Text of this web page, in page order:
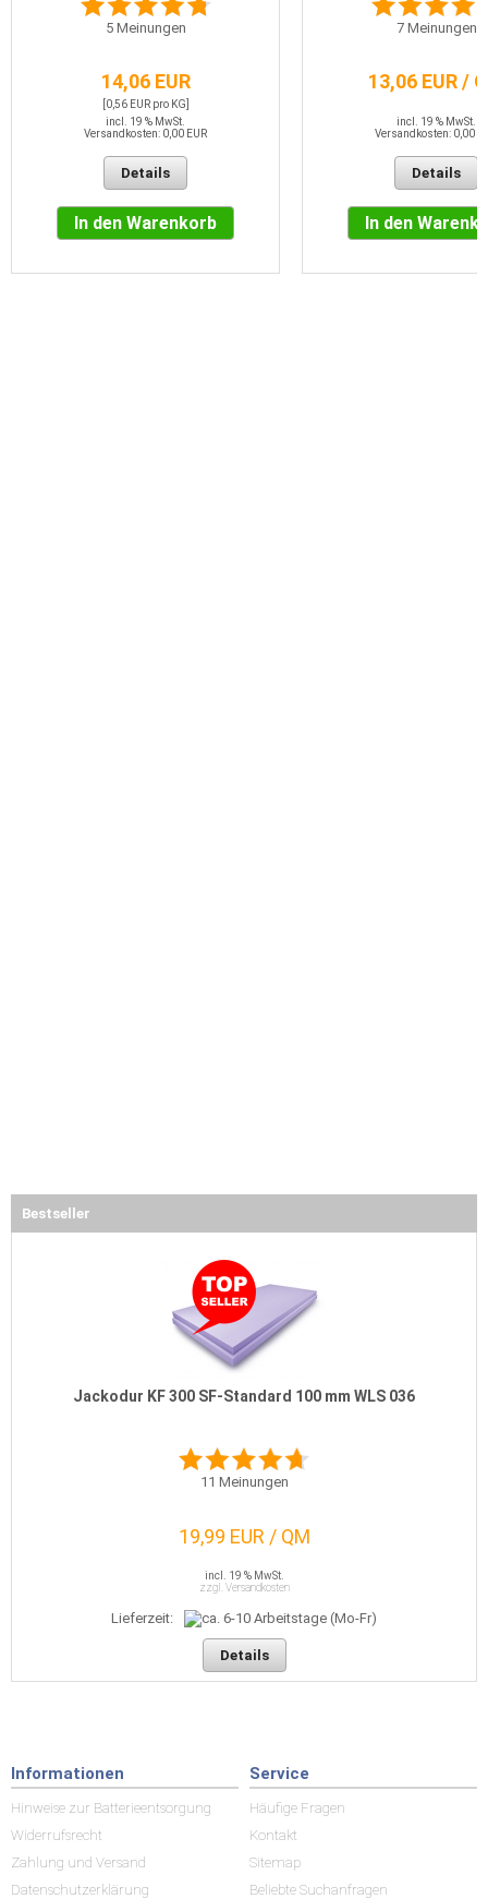
5Meinungen
14,06 EUR
[0,56 EUR pro KG]
incl. 19 % MwSt.
Versandkosten: 0,00 EUR
Details
In den Warenkorb
7Meinungen
13,06 EUR /
incl. 19 % MwSt.
Versandkosten: 0,00
Details
In den
Bestseller
Jackodur KF 300 SF-Standard 100 mm WLS 036
11 Meinungen
19,99 EUR / QM
incl. 19 % MwSt.
zzgl. Versandkosten
Lieferzeit:
Details
Informationen
Hinweise zur Batterieentsorgung
Widerrufsrecht
Zahlung und Versand
Datenschutzerklärung
Service
Häufige Fragen
Kontakt
Sitemap
Beliebte Suchanfragen